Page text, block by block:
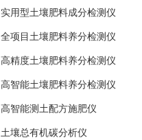
实用型土壤肥料成分检测仪
全项目土壤肥料养分检测仪
高精度土壤肥料养分检测仪
高智能土壤肥料养分检测仪
高智能测土配方施肥仪
土壤总有机碳分析仪